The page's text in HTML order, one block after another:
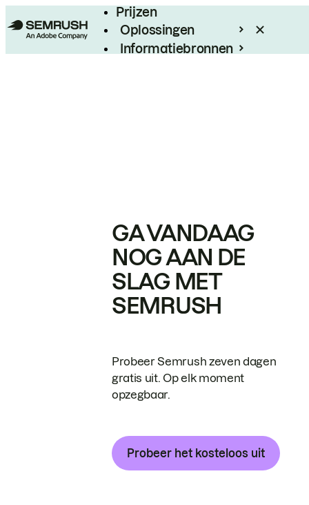
Prijzen
Oplossingen
Informatiebronnen
GA VANDAAG
NOG AAN DE
SLAG MET
SEMRUSH
Probeer Semrush zeven dagen
gratis uit. Op elk moment
opzegbaar.
Probeer het kosteloos uit